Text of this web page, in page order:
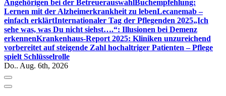
Angehörigen bei der BetreuerauswahlBuchempfehlung:
Lernen mit der Alzheimerkrankheit zu lebenLecanemab –
einfach erklärtInternationaler Tag der Pflegenden 2025„Ich
sehe was, was Du nicht siehst….“: Illusionen bei Demenz
erkennenKrankenhaus-Report 2025: Kliniken unzureichend
vorbereitet auf steigende Zahl hochaltriger Patienten – Pflege
spielt Schlüsselrolle
Do.. Aug. 6th, 2026